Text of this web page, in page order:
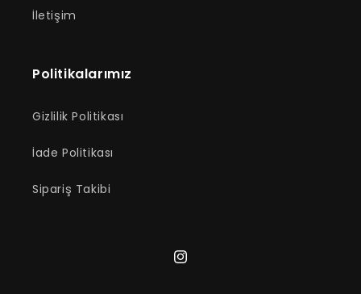
İletişim
Politikalarımız
Gizlilik Politikası
İade Politikası
Sipariş Takibi
Instagram